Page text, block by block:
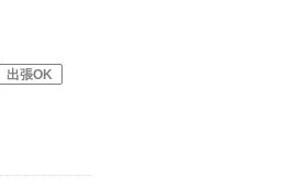
出張OK